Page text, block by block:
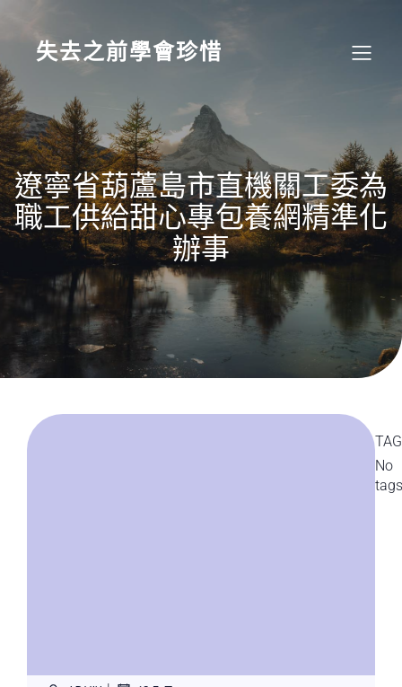
content
失去之前學會珍惜
遼寧省葫蘆島市直機關工委為
職工供給甜心專包養網精準化
辦事
No
tags